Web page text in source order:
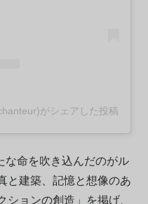
がシェアした投稿
な命を吹き込んだのがル
と建築、記憶と想像のあ
ョンの創造」を掲げ、